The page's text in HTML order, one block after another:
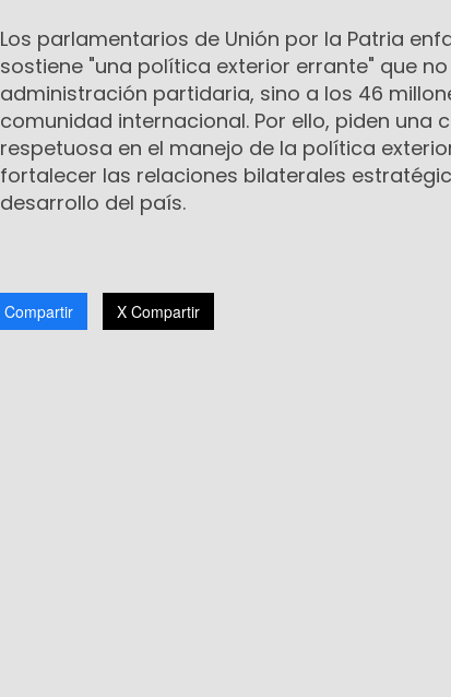
Los parlamentarios de Unión por la Patria
sostiene "una política exterior errante" que
administración partidaria, sino a los 46
comunidad internacional. Por ello, piden una
respetuosa en el manejo de la política
fortalecer las relaciones bilaterales
desarrollo del país.
Compartir X Compartir